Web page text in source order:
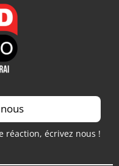
réaction, écrivez nous !